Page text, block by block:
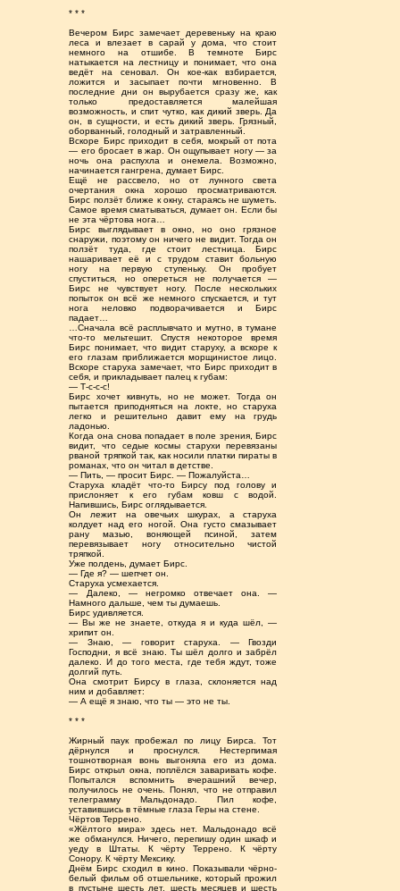
* * *
Вечером Бирс замечает деревеньку на краю
леса и влезает в сарай у дома, что стоит
немного на отшибе. В темноте Бирс
натыкается на лестницу и понимает, что она
ведёт на сеновал. Он кое-как взбирается,
ложится и засыпает почти мгновенно. В
последние дни он вырубается сразу же, как
только предоставляется малейшая
возможность, и спит чутко, как дикий зверь. Да
он, в сущности, и есть дикий зверь. Грязный,
оборванный, голодный и затравленный.
Вскоре Бирс приходит в себя, мокрый от пота
— его бросает в жар. Он ощупывает ногу — за
ночь она распухла и онемела. Возможно,
начинается гангрена, думает Бирс.
Ещё не рассвело, но от лунного света
очертания окна хорошо просматриваются.
Бирс ползёт ближе к окну, стараясь не шуметь.
Самое время сматываться, думает он. Если бы
не эта чёртова нога…
Бирс выглядывает в окно, но оно грязное
снаружи, поэтому он ничего не видит. Тогда он
ползёт туда, где стоит лестница. Бирс
нашаривает её и с трудом ставит больную
ногу на первую ступеньку. Он пробует
спуститься, но опереться не получается —
Бирс не чувствует ногу. После нескольких
попыток он всё же немного спускается, и тут
нога неловко подворачивается и Бирс
падает…
…Сначала всё расплывчато и мутно, в тумане
что-то мельтешит. Спустя некоторое время
Бирс понимает, что видит старуху, а вскоре к
его глазам приближается морщинистое лицо.
Вскоре старуха замечает, что Бирс приходит в
себя, и прикладывает палец к губам:
— Т-с-с-с!
Бирс хочет кивнуть, но не может. Тогда он
пытается приподняться на локте, но старуха
легко и решительно давит ему на грудь
ладонью.
Когда она снова попадает в поле зрения, Бирс
видит, что седые космы старухи перевязаны
рваной тряпкой так, как носили платки пираты в
романах, что он читал в детстве.
— Пить, — просит Бирс. — Пожалуйста…
Старуха кладёт что-то Бирсу под голову и
прислоняет к его губам ковш с водой.
Напившись, Бирс оглядывается.
Он лежит на овечьих шкурах, а старуха
колдует над его ногой. Она густо смазывает
рану мазью, воняющей псиной, затем
перевязывает ногу относительно чистой
тряпкой.
Уже полдень, думает Бирс.
— Где я? — шепчет он.
Старуха усмехается.
— Далеко, — негромко отвечает она. —
Намного дальше, чем ты думаешь.
Бирс удивляется.
— Вы же не знаете, откуда я и куда шёл, —
хрипит он.
— Знаю, — говорит старуха. — Гвозди
Господни, я всё знаю. Ты шёл долго и забрёл
далеко. И до того места, где тебя ждут, тоже
долгий путь.
Она смотрит Бирсу в глаза, склоняется над
ним и добавляет:
— А ещё я знаю, что ты — это не ты.
* * *
Жирный паук пробежал по лицу Бирса. Тот
дёрнулся и проснулся. Нестерпимая
тошнотворная вонь выгоняла его из дома.
Бирс открыл окна, поплёлся заваривать кофе.
Попытался вспомнить вчерашний вечер,
получилось не очень. Понял, что не отправил
телеграмму Мальдонадо. Пил кофе,
уставившись в тёмные глаза Геры на стене.
Чёртов Террено.
«Жёлтого мира» здесь нет. Мальдонадо всё
же обманулся. Ничего, перепишу один шкаф и
уеду в Штаты. К чёрту Террено. К чёрту
Сонору. К чёрту Мексику.
Днём Бирс сходил в кино. Показывали чёрно-
белый фильм об отшельнике, который прожил
в пустыне шесть лет, шесть месяцев и шесть